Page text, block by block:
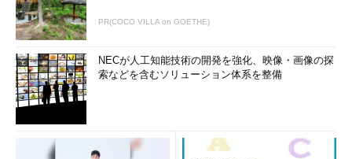
PR(COCO VILLA on GOETHE)
NECが人工知能技術の開発を強化、映像・画像の探
索などを含むソリューション体系を整備